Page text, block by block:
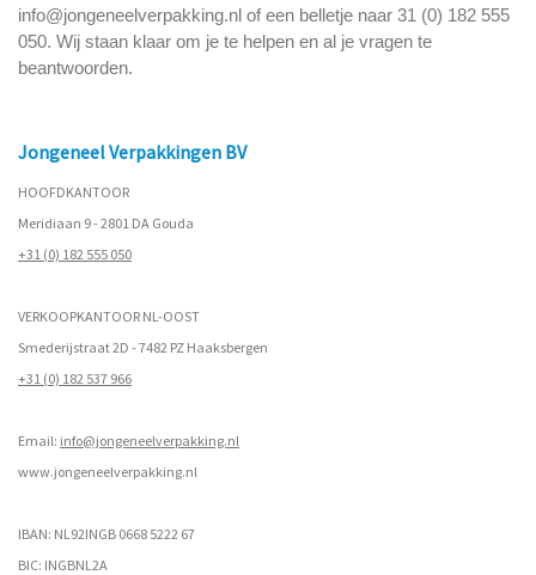
info@jongeneelverpakking.nl of een belletje naar 31 (0) 182 555
050. Wij staan klaar om je te helpen en al je vragen te
beantwoorden.
Jongeneel Verpakkingen BV
HOOFDKANTOOR
Meridiaan 9 - 2801 DA Gouda
+31 (0) 182 555 050
VERKOOPKANTOOR NL-OOST
Smederijstraat 2D - 7482 PZ Haaksbergen
+31 (0) 182 537 966
Email: info@jongeneelverpakking.nl
www.jongeneelverpakking.nl
IBAN: NL92INGB 0668 5222 67
BIC: INGBNL2A